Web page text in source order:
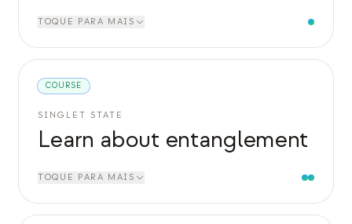
TOQUE PARA MAIS
COURSE
SINGLET STATE
Learn about entanglement
TOQUE PARA MAIS